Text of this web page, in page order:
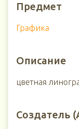
Предмет
Графика
Описание
цветная
Создатель